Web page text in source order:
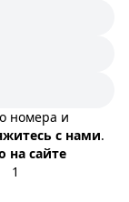
номера и
с нами.
на сайте
1